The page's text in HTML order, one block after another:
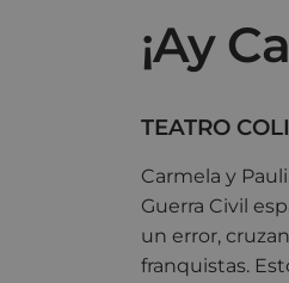
¡Ay
TEATRO
Carmela y
Guerra Civil
un error,
franquistas.